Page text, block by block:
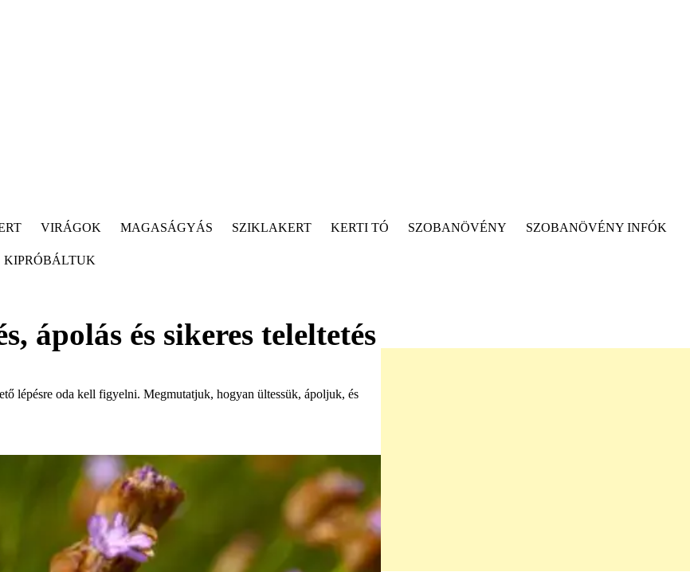
VIRÁGOK MAGASÁGYÁS SZIKLAKERT KERTI TÓ SZOBANÖVÉNY SZOBANÖVÉNY INFÓK
KIPRÓBÁLTUK
ápolás és sikeres teleltetés
lépésre oda kell figyelni. Megmutatjuk, hogyan ültessük, ápoljuk, és